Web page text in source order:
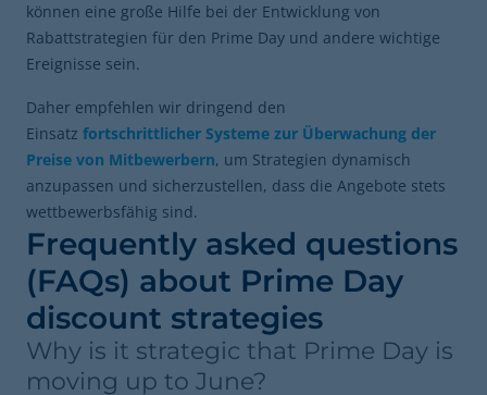
können eine große Hilfe bei der Entwicklung von
Rabattstrategien für den Prime Day und andere wichtige
Ereignisse sein.
Daher empfehlen wir dringend den
Einsatz fortschrittlicher Systeme zur Überwachung der
Preise von Mitbewerbern, um Strategien dynamisch
anzupassen und sicherzustellen, dass die Angebote stets
wettbewerbsfähig sind.
Frequently asked questions
(FAQs) about Prime Day
discount strategies
Why is it strategic that Prime Day is
moving up to June?